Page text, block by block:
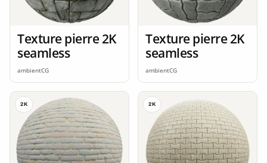
Texture pierre 2K
seamless
ambientCG
Texture pierre 2K
seamless
ambientCG
2K 2K